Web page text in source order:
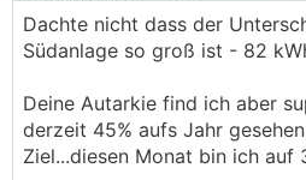
Dachte nicht dass der
Südanlage so groß ist - 82
Deine Autarkie find ich aber
derzeit 45% aufs Jahr
Ziel...diesen Monat bin ich auf